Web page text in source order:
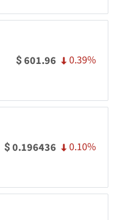
$601.96 0.39%
$0.196436 0.10%